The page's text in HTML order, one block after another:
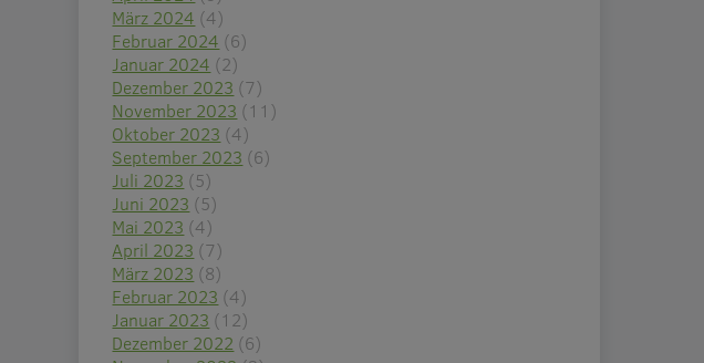
März 2024 (4)
Februar 2024 (6)
Januar 2024 (2)
Dezember 2023 (7)
November 2023 (11)
Oktober 2023 (4)
September 2023 (6)
Juli 2023 (5)
Juni 2023 (5)
Mai 2023 (4)
April 2023 (7)
März 2023 (8)
Februar 2023 (4)
Januar 2023 (12)
Dezember 2022 (6)